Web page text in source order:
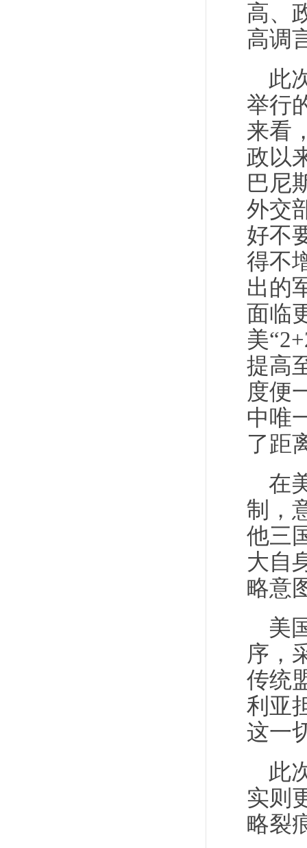
高、
高调
此
举行
来看
政以
巴尼
外交
好不
得不
出的
面临
美
提高
度便
中唯
了距
在
制，
他三
大自
略意
美
序，
传统
利亚
这一
此
实则
略裂